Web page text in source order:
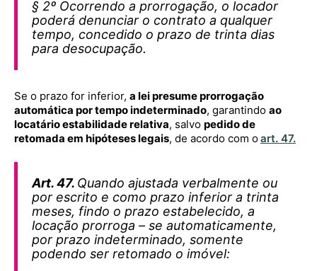
§ 2º Ocorrendo a prorrogação, o locador
poderá denunciar o contrato a qualquer
tempo, concedido o prazo de trinta dias
para desocupação.
Se o prazo for inferior, a lei presume prorrogação
automática por tempo indeterminado, garantindo ao
locatário estabilidade relativa, salvo pedido de
retomada em hipóteses legais, de acordo com oart. 47.
Art. 47. Quando ajustada verbalmente ou
por escrito e como prazo inferior a trinta
meses, findo o prazo estabelecido, a
locação prorroga – se automaticamente,
por prazo indeterminado, somente
podendo ser retomado o imóvel: